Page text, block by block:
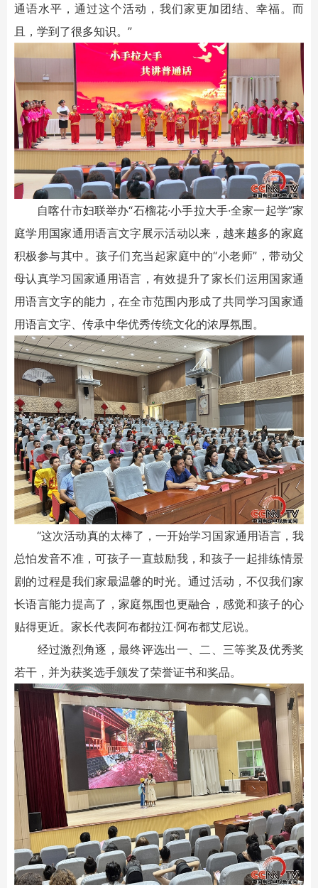
通语水平，通过这个活动，我们家更加团结、幸福。而
且，学到了很多知识。”
自喀什市妇联举办“石榴花·小手拉大手·全家一起学”家
庭学用国家通用语言文字展示活动以来，越来越多的家庭
积极参与其中。孩子们充当起家庭中的“小老师”，带动父
母认真学习国家通用语言，有效提升了家长们运用国家通
用语言文字的能力，在全市范围内形成了共同学习国家通
用语言文字、传承中华优秀传统文化的浓厚氛围。
“这次活动真的太棒了，一开始学习国家通用语言，我
总怕发音不准，可孩子一直鼓励我，和孩子一起排练情景
剧的过程是我们家最温馨的时光。通过活动，不仅我们家
长语言能力提高了，家庭氛围也更融合，感觉和孩子的心
贴得更近。家长代表阿布都拉江·阿布都艾尼说。
经过激烈角逐，最终评选出一、二、三等奖及优秀奖
若干，并为获奖选手颁发了荣誉证书和奖品。